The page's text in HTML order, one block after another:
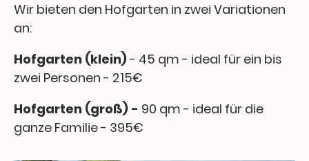
Wir bieten den Hofgarten in zwei Variationen
an:
Hofgarten (klein)- 45 qm - ideal für ein bis
zwei Personen - 215€
Hofgarten (groß) - 90 qm - ideal für die
ganze Familie - 395€